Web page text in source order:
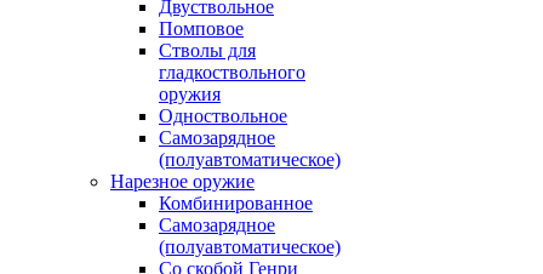
Двуствольное
Помповое
Стволы для
гладкоствольного
оружия
Одноствольное
Самозарядное
(полуавтоматическое)
Нарезное оружие
Комбинированное
Самозарядное
(полуавтоматическое)
Со скобой Генри